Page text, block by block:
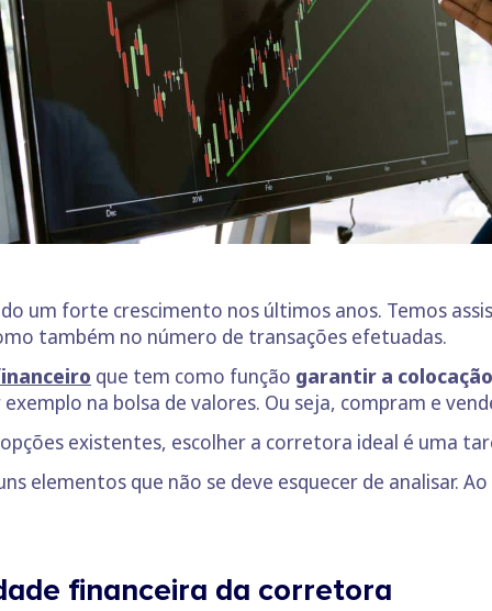
um forte crescimento nos últimos anos. Temos
também no número de transações efetuadas.
que tem como função garantir a
na bolsa de valores. Ou seja, compram e
existentes, escolher a corretora ideal é uma
elementos que não se deve esquecer de analisar.
financeira da corretora